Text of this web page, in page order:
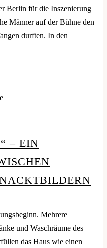
Berlin für die Inszenierung
Männer auf der Bühne den
durften. In den
– EIN
Mehrere
und Waschräume des
das Haus wie einen